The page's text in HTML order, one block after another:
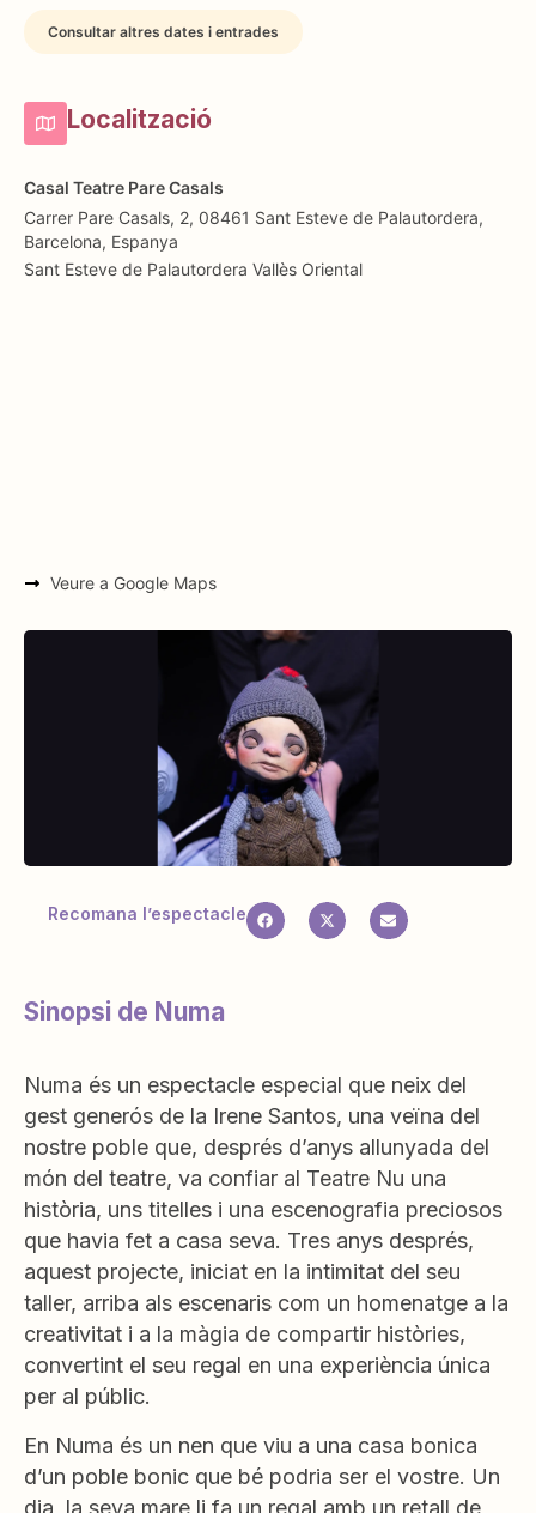
Consultar altres dates i entrades
Localització
Casal Teatre Pare Casals
Carrer Pare Casals, 2, 08461 Sant Esteve de Palautordera,
Barcelona, Espanya
Sant Esteve de Palautordera Vallès Oriental
Veure a Google Maps
Recomana l’espectacle
Sinopsi de Numa
Numa és un espectacle especial que neix del
gest generós de la Irene Santos, una veïna del
nostre poble que, després d’anys allunyada del
món del teatre, va confiar al Teatre Nu una
història, uns titelles i una escenografia preciosos
que havia fet a casa seva. Tres anys després,
aquest projecte, iniciat en la intimitat del seu
taller, arriba als escenaris com un homenatge a la
creativitat i a la màgia de compartir històries,
convertint el seu regal en una experiència única
per al públic.
En Numa és un nen que viu a una casa bonica
d’un poble bonic que bé podria ser el vostre. Un
dia, la seva mare li fa un regal amb un retall de